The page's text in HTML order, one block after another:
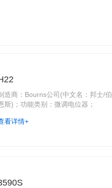
造商：Bourns公司(中文名：邦士/伯
斯)；功能类别：微调电位器；
看详情+